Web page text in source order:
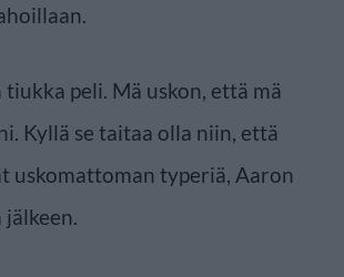
tiukka peli. Mä uskon, että mä
Kyllä se taitaa olla niin, että
uskomattoman typeriä, Aaron
jälkeen.